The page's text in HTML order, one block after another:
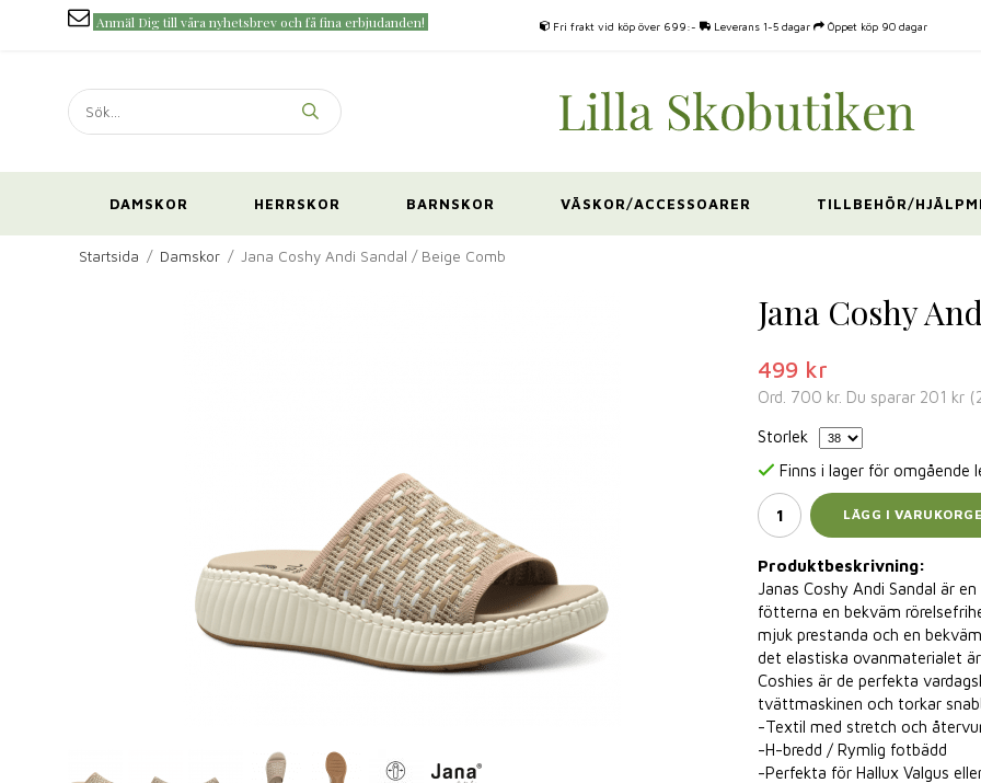
Anmäl Dig till våra nyhetsbrev och få fina erbjudanden! Fri frakt vid köp över 699:- Leverans 1-5 dagar Öppet köp 90 dagar
DAMSKOR HERRSKOR BARNSKOR VÄSKOR/ACCESSOARER TILLBEHÖR/
Startsida / Damskor / Jana Coshy Andi Sandal / Beige Comb
Jana Coshy
499 kr
Ord. 700 kr. Du sparar 201 kr (
Storlek
Finns i lager för omgående
LÄGG I
Produktbeskrivning:
Janas Coshy Andi Sandal är
fötterna en bekväm
mjuk prestanda och en
det elastiska ovanmaterialet
Coshies är de perfekta
tvättmaskinen och torkar
-Textil med stretch och
-H-bredd / Rymlig fotbädd
-Perfekta för Hallux Valgus